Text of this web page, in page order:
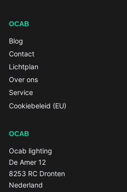
OCAB
Blog
Contact
Lichtplan
Over ons
Service
Cookiebeleid (EU)
OCAB
Ocab lighting
De Amer 12
8253 RC Dronten
Nederland